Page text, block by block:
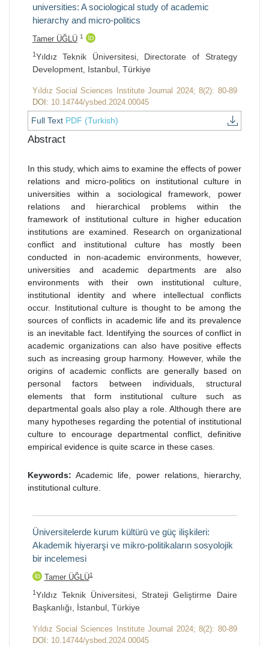
universities: A sociological study of academic
hierarchy and micro-politics
Tamer ÜĞLÜ 1
1Yıldız Teknik Üniversitesi, Directorate of Strategy
Development, Istanbul, Türkiye
Yıldız Social Sciences Institute Journal 2024; 8(2): 80-89
DOI: 10.14744/ysbed.2024.00045
Full Text PDF (Turkish)
Abstract
In this study, which aims to examine the effects of power
relations and micro-politics on institutional culture in
universities within a sociological framework, power
relations and hierarchical problems within the
framework of institutional culture in higher education
institutions are examined. Research on organizational
conflict and institutional culture has mostly been
conducted in non-academic environments, however,
universities and academic departments are also
environments with their own institutional culture,
institutional identity and where intellectual conflicts
occur. Institutional culture is thought to be among the
sources of conflicts in academic life and its prevalence
is an inevitable fact. Identifying the sources of conflict in
academic organizations can also have positive effects
such as increasing group harmony. However, while the
origins of academic conflicts are generally based on
personal factors between individuals, structural
elements that form institutional culture such as
departmental goals also play a role. Although there are
many hypotheses regarding the potential of institutional
culture to encourage departmental conflict, definitive
empirical evidence is quite scarce in these cases.
Keywords: Academic life, power relations, hierarchy,
institutional culture.
Üniversitelerde kurum kültürü ve güç ilişkileri:
Akademik hiyerarşi ve mikro-politikaların sosyolojik
bir incelemesi
Tamer ÜĞLÜ1
1Yıldız Teknik Üniversitesi, Strateji Geliştirme Daire
Başkanlığı, İstanbul, Türkiye
Yıldız Social Sciences Institute Journal 2024; 8(2): 80-89
DOI: 10.14744/ysbed.2024.00045